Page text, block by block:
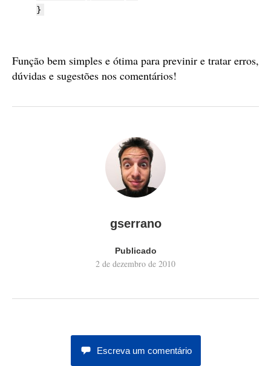
}
Função bem simples e ótima para previnir e tratar erros,
dúvidas e sugestões nos comentários!
gserrano
Publicado
2 de dezembro de 2010
Escreva um comentário